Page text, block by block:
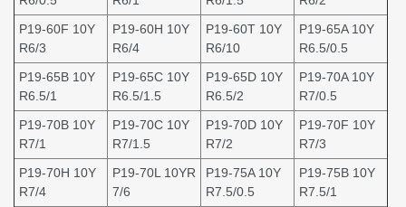
P19-60F 10Y
R6/3
P19-60H 10Y
R6/4
P19-60T 10Y
R6/10
P19-65A 10Y
R6.5/0.5
P19-65B 10Y
R6.5/1
P19-65C 10Y
R6.5/1.5
P19-65D 10Y
R6.5/2
P19-70A 10Y
R7/0.5
P19-70B 10Y
R7/1
P19-70C 10Y
R7/1.5
P19-70D 10Y
R7/2
P19-70F 10Y
R7/3
P19-70H 10Y
R7/4
P19-70L 10YR
7/6
P19-75A 10Y
R7.5/0.5
P19-75B 10Y
R7.5/1